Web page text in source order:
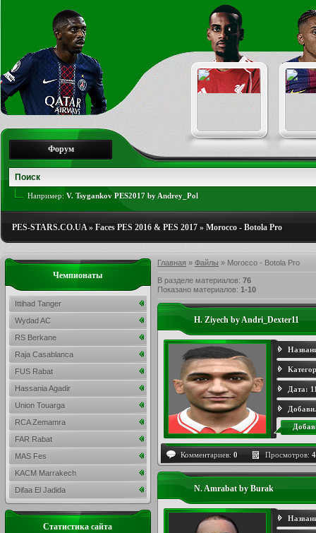
Форум
Например: V. Tsygankov PES2017 by Andrey_Pol
PES-STARS.CO.UA» Faces PES 2016 & PES 2017 » Morocco - Botola Pro
Главная » Файлы » Morocco - Botola Pro
В разделе материалов: 76
Показано материалов: 1-10
H. Ziyech by Andri_Dexter11
Дата:
Комментариев: 0 Просмотров:
N. Amrabat by Burak
Чемпионаты
Ittihad Tanger
Wydad AC
RS Berkane
Raja Casablanca
FUS Rabat
Hassania Agadir
Union Touarga
RCA Zemamra
FAR Rabat
MAS Fes
KACM Marrakech
Difaa El Jadida
Статистика сайта